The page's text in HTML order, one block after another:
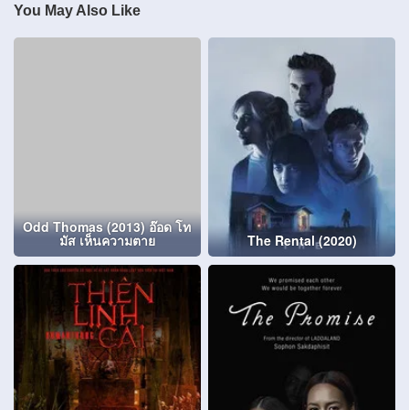
You May Also Like
Odd Thomas (2013) อ๊อด โท
มัส เห็นความตาย The Rental (2020)